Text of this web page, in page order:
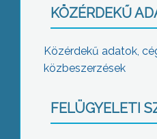
KÖZÉRDEKŰ
Közérdekű adatok,
közbeszerzések
FELÜGYELETI